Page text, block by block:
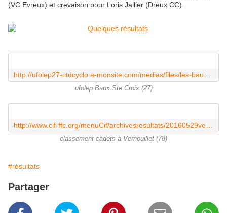
(VC Evreux) et crevaison pour Loris Jallier (Dreux CC).
ufolep Baux Ste Croix (27)
classement cadets à Vernouillet (78)
#résultats
Partager